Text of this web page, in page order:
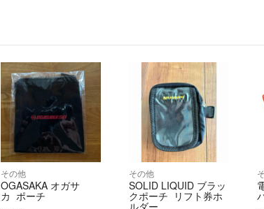
ここまでご覧頂き有難う御座います。
ご縁がある際には、どうぞ宜しくお願い致しま
その他
OGASAKA オガサ
カ ポーチ
その他
SOLID LIQUID ブラッ
クポーチ リフト券ホ